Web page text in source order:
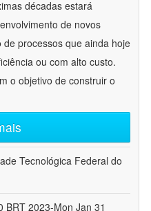
décadas estará
de novos
processos que ainda hoje
ou com alto custo.
o objetivo de construir o
Tecnológica Federal do
BRT 2023-Mon Jan 31